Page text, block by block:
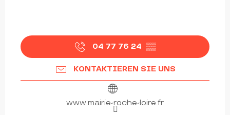
04 77 76 24 ▒▒
KONTAKTIEREN SIE UNS
www.mairie-roche-loire.fr